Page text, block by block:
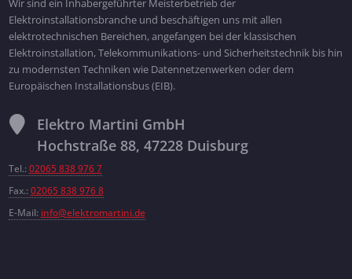
Wir sind ein Inhabergeführter Meisterbetrieb der
Elektroinstallationsbranche und beschäftigen uns mit allen
elektrotechnischen Bereichen, angefangen bei der klassischen
Elektroinstallation, Telekommunikations- und Sicherheitstechnik bis hin
zu modernsten Techniken wie Datennetzenwerken oder dem
Europäischen Installationsbus (EIB).
Elektro Martini GmbH
Hochstraße 88, 47228 Duisburg
Tel.: 02065 838 976 7
Fax.: 02065 838 976 8
E-Mail: info@elektromartini.de